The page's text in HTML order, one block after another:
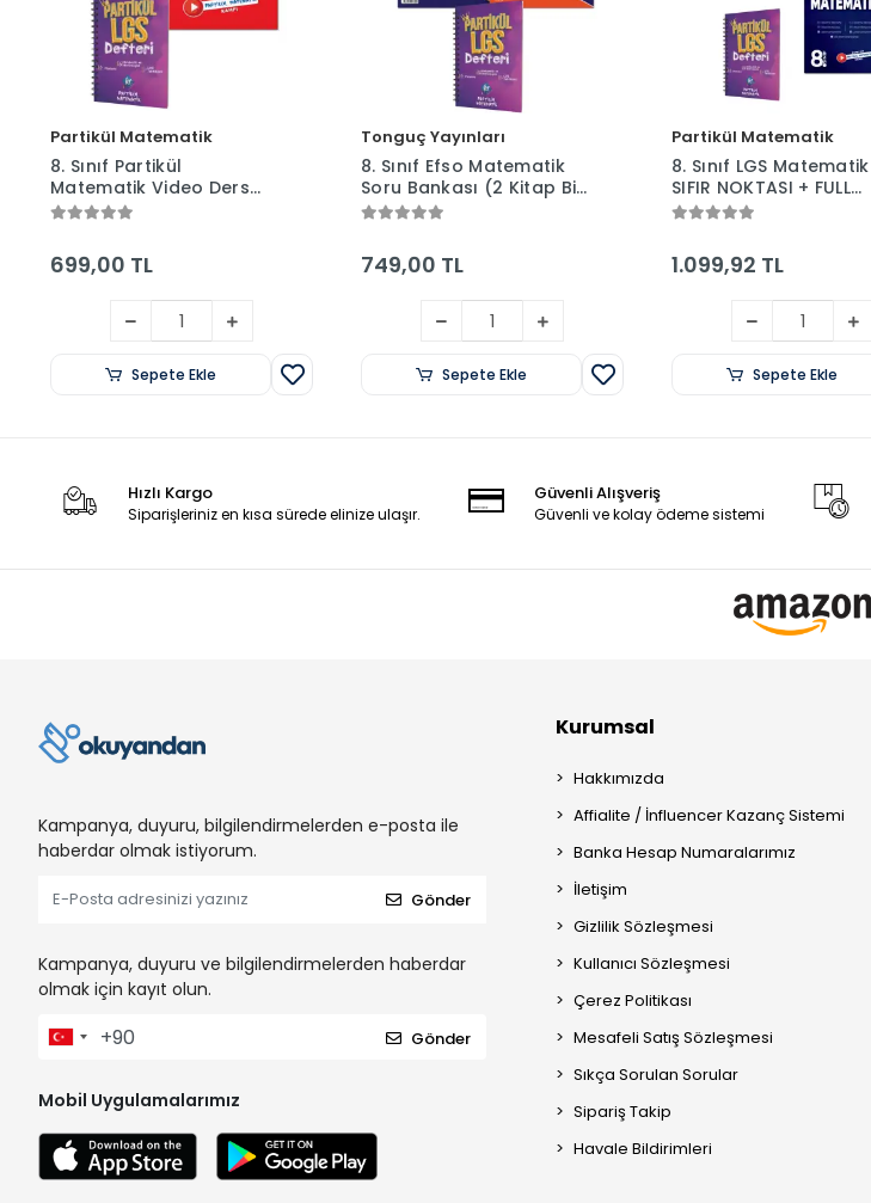
Partikül Matematik
8. Sınıf Partikül
Matematik Video Ders
Kitabı + LGS Planlama
699,00 TL
Sepete Ekle
Tonguç Yayınları
8. Sınıf Efso Matematik
Soru Bankası (2 Kitap Bir
Arada) + LGS Planlama
749,00 TL
Sepete Ekle
Partikül Matematik
8. Sınıf LGS Matematik
SIFIR NOKTASI + FULL
TEKRAR + LGS Planlama
1.099,92 TL
Sepete Ekle
Hızlı Kargo
Siparişleriniz en kısa sürede elinize ulaşır.
Güvenli Alışveriş
Güvenli ve kolay ödeme sistemi
Kampanya, duyuru, bilgilendirmelerden e-posta ile
haberdar olmak istiyorum.
Gönder
Kampanya, duyuru ve bilgilendirmelerden haberdar
olmak için kayıt olun.
Gönder
Mobil Uygulamalarımız
Kurumsal
Hakkımızda
Affialite / İnfluencer Kazanç Sistemi
Banka Hesap Numaralarımız
İletişim
Gizlilik Sözleşmesi
Kullanıcı Sözleşmesi
Çerez Politikası
Mesafeli Satış Sözleşmesi
Sıkça Sorulan Sorular
Sipariş Takip
Havale Bildirimleri